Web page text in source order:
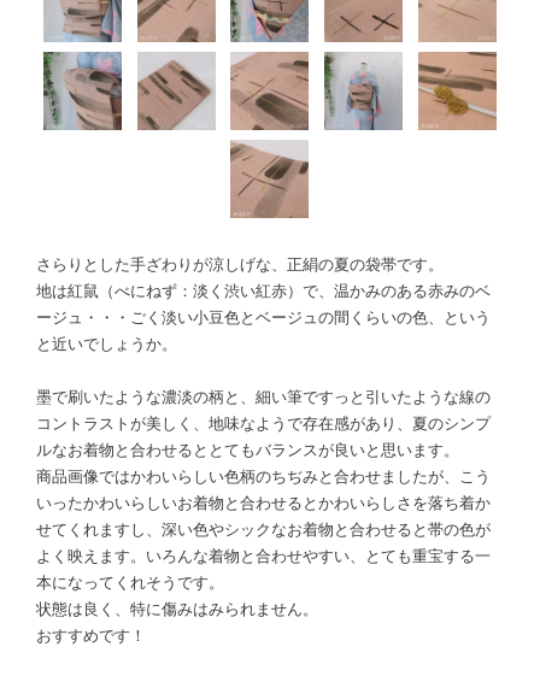
さらりとした手ざわりが涼しげな、正絹の夏の袋帯です。
地は紅鼠（べにねず：淡く渋い紅赤）で、温かみのある赤みのベ
ージュ・・・ごく淡い小豆色とベージュの間くらいの色、という
と近いでしょうか。
墨で刷いたような濃淡の柄と、細い筆ですっと引いたような線の
コントラストが美しく、地味なようで存在感があり、夏のシンプ
ルなお着物と合わせるととてもバランスが良いと思います。
商品画像ではかわいらしい色柄のちぢみと合わせましたが、こう
いったかわいらしいお着物と合わせるとかわいらしさを落ち着か
せてくれますし、深い色やシックなお着物と合わせると帯の色が
よく映えます。いろんな着物と合わせやすい、とても重宝する一
本になってくれそうです。
状態は良く、特に傷みはみられません。
おすすめです！